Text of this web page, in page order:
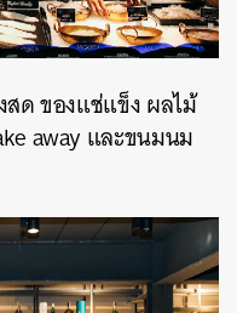
ด ของแช่แข็ง ผลไม้
away และขนมนม